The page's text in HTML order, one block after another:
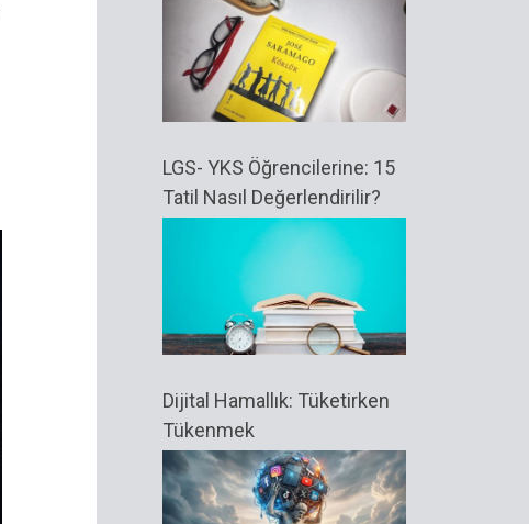
LGS- YKS Öğrencilerine: 15
Tatil Nasıl Değerlendirilir?
Dijital Hamallık: Tüketirken
Tükenmek